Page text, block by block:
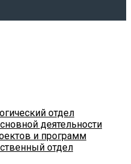
отдел
деятельности
и программ
отдел